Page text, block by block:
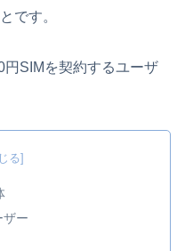
です。
SIMを契約するユーザ
ザー